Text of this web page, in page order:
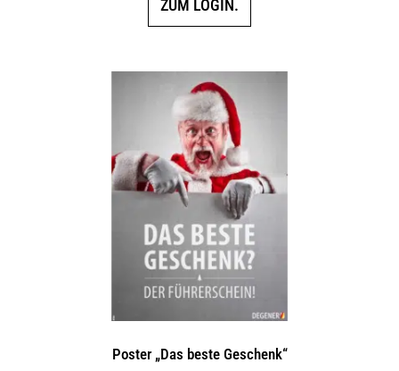
ZUM LOGIN.
Poster „Das beste Geschenk“